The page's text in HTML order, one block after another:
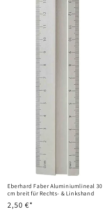
Eberhard Faber Aluminiumlineal 30
cm breit für Rechts- & Linkshand
Normaler
2,50 €*